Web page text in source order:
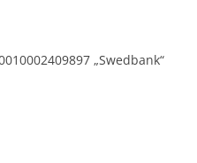
„Swedbank“